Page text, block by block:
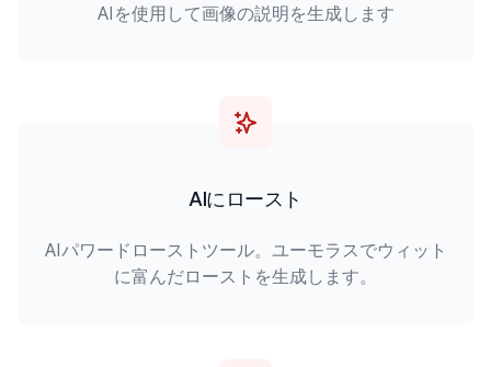
AIを使用して画像の説明を生成します
AIにロースト
AIパワードローストツール。ユーモラスでウィット
に富んだローストを生成します。